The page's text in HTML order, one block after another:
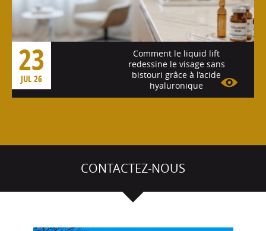
23
JUL 26
Comment le liquid lift
redessine le visage sans
bistouri grâce à l’acide
hyaluronique
CONTACTEZ-NOUS